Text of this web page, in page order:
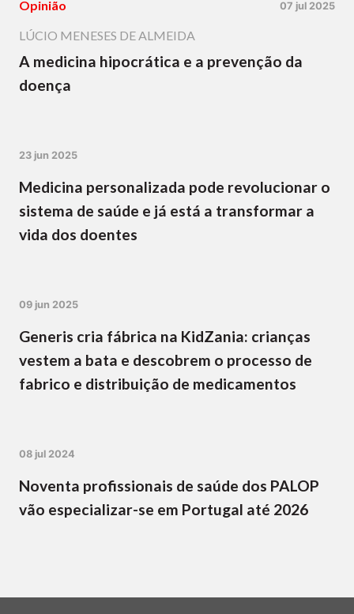
Opinião 07 jul 2025
LÚCIO MENESES DE ALMEIDA
A medicina hipocrática e a prevenção da
doença
23 jun 2025
Medicina personalizada pode revolucionar o
sistema de saúde e já está a transformar a
vida dos doentes
09 jun 2025
Generis cria fábrica na KidZania: crianças
vestem a bata e descobrem o processo de
fabrico e distribuição de medicamentos
08 jul 2024
Noventa profissionais de saúde dos PALOP
vão especializar-se em Portugal até 2026